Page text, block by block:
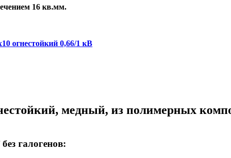
16 кв.мм.
огнестойкий 0,66/1 кВ
медный, из полимерных
галогенов: